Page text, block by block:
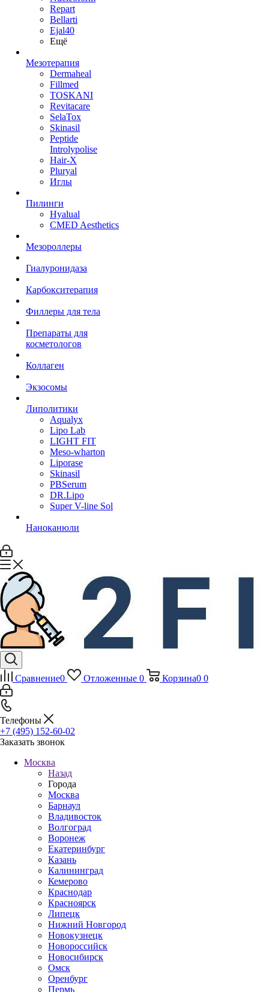
Repart
Bellarti
Ejal40
Ещё
Мезотерапия
Dermaheal
Fillmed
TOSKANI
Revitacare
SelaTox
Skinasil
Peptide
Introlypolise
Hair-X
Pluryal
Иглы
Пилинги
Hyalual
CMED Aesthetics
Мезороллеры
Гиалуронидаза
Карбокситерапия
Филлеры для тела
Препараты для
косметологов
Коллаген
Экзосомы
Липолитики
Aqualyx
Lipo Lab
LIGHT FIT
Meso-wharton
Liporase
Skinasil
PBSerum
DR.Lipo
Super V-line Sol
Наноканюли
Сравнение0 Отложенные 0 Корзина0 0
Телефоны
+7 (495) 152-60-02
Заказать звонок
Москва
Назад
Города
Москва
Барнаул
Владивосток
Волгоград
Воронеж
Екатеринбург
Казань
Калининград
Кемерово
Краснодар
Красноярск
Липецк
Нижний Новгород
Новокузнецк
Новороссийск
Новосибирск
Омск
Оренбург
Пермь